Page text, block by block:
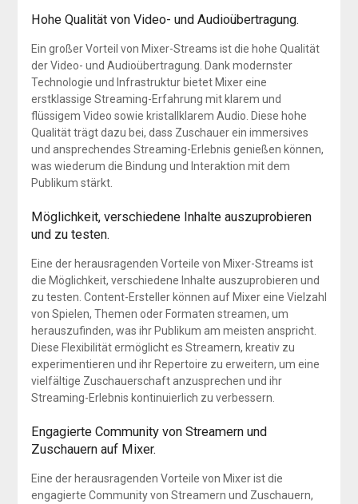
Hohe Qualität von Video- und Audioübertragung.
Ein großer Vorteil von Mixer-Streams ist die hohe Qualität
der Video- und Audioübertragung. Dank modernster
Technologie und Infrastruktur bietet Mixer eine
erstklassige Streaming-Erfahrung mit klarem und
flüssigem Video sowie kristallklarem Audio. Diese hohe
Qualität trägt dazu bei, dass Zuschauer ein immersives
und ansprechendes Streaming-Erlebnis genießen können,
was wiederum die Bindung und Interaktion mit dem
Publikum stärkt.
Möglichkeit, verschiedene Inhalte auszuprobieren
und zu testen.
Eine der herausragenden Vorteile von Mixer-Streams ist
die Möglichkeit, verschiedene Inhalte auszuprobieren und
zu testen. Content-Ersteller können auf Mixer eine Vielzahl
von Spielen, Themen oder Formaten streamen, um
herauszufinden, was ihr Publikum am meisten anspricht.
Diese Flexibilität ermöglicht es Streamern, kreativ zu
experimentieren und ihr Repertoire zu erweitern, um eine
vielfältige Zuschauerschaft anzusprechen und ihr
Streaming-Erlebnis kontinuierlich zu verbessern.
Engagierte Community von Streamern und
Zuschauern auf Mixer.
Eine der herausragenden Vorteile von Mixer ist die
engagierte Community von Streamern und Zuschauern,